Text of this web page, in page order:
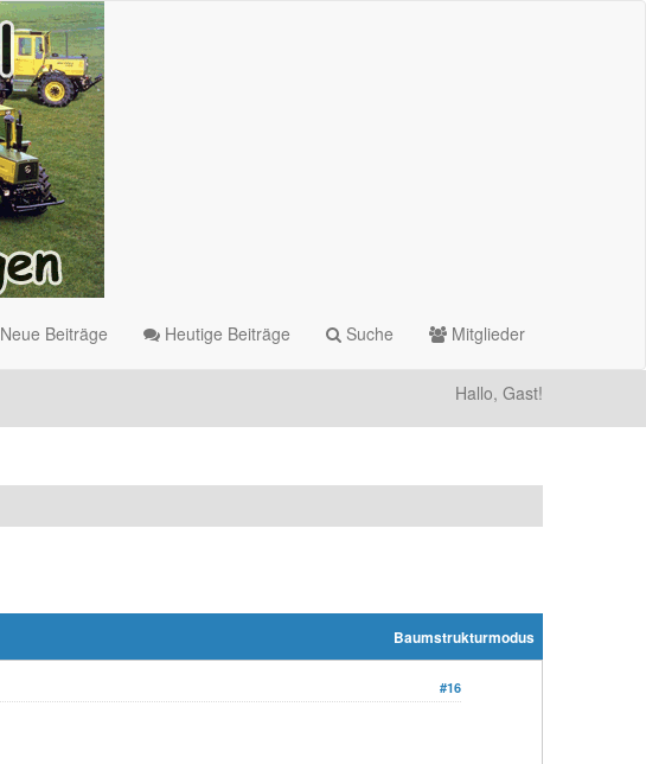
Neue Beiträge Heutige Beiträge Suche Mitglieder
Hallo, Gast!
Baumstrukturmodus
#16